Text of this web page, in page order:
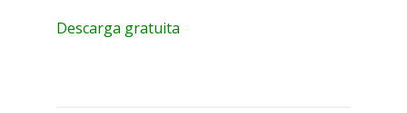
Descarga gratuita